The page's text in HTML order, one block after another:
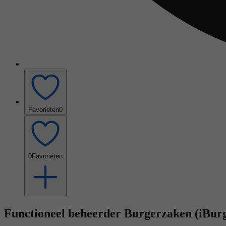
Favorieten0
0Favorieten
Functioneel beheerder Burgerzaken